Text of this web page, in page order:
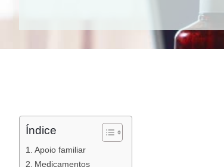
Índice
Apoio familiar
Medicamentos